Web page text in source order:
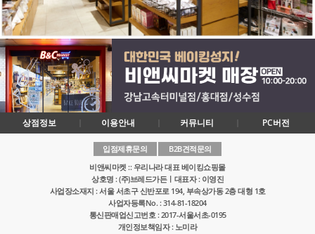
상점정보 이용안내 커뮤니티 PC버전
입점제휴문의
B2B견적문의
비앤씨마켓 :: 우리나라 대표 베이킹쇼핑몰
상호명 : (주)브레드가든ㅣ대표자 : 이영진
사업장소재지 : 서울 서초구 신반포로 194, 부속상가동 2층 대형 1호
사업자등록No. : 314-81-18204
통신판매업신고번호 : 2017-서울서초-0195
개인정보책임자 : 노미라